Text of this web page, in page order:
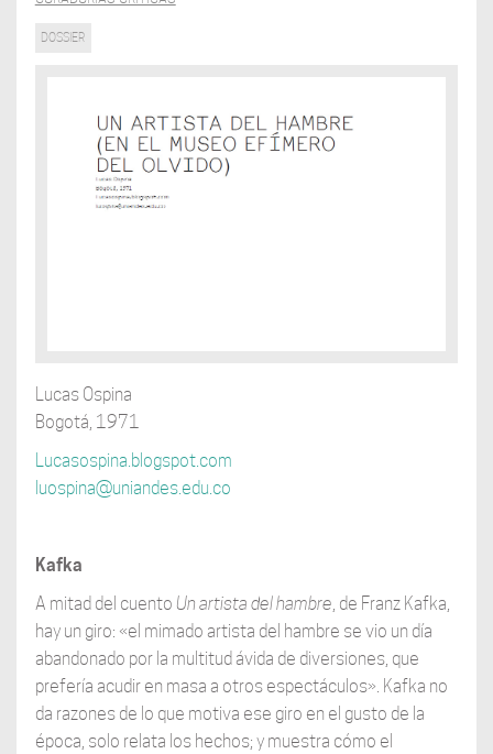
DOSSIER
Lucas Ospina
Bogotá, 1971
Lucasospina.blogspot.com
luospina@uniandes.edu.co
Kafka
A mitad del cuento Un artista del hambre, de Franz Kafka,
hay un giro: «el mimado artista del hambre se vio un día
abandonado por la multitud ávida de diversiones, que
prefería acudir en masa a otros espectáculos». Kafka no
da razones de lo que motiva ese giro en el gusto de la
época, solo relata los hechos; y muestra cómo el